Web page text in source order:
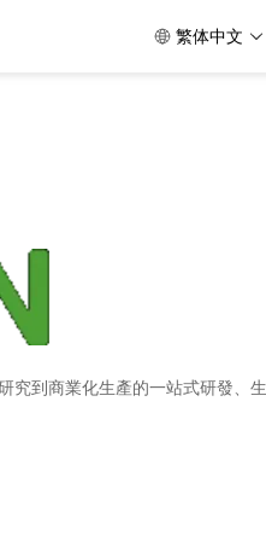
繁体中文
究到商業化生產的一站式研發、